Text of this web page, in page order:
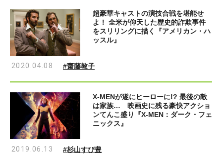
超豪華キャストの演技合戦を堪能せ
よ！ 全米が仰天した歴史的詐欺事件
をスリリングに描く『アメリカン・ハ
ッスル』
2020.04.08 #齋藤敦子
X-MENが遂にヒーローに!? 最後の敵
は家族… 映画史に残る豪快アクショ
ンてんこ盛り『X-MEN：ダーク・フェ
ニックス』
2019.06.13 #杉山すぴ豊